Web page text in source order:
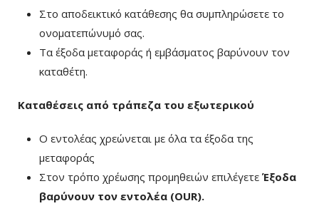
Στο αποδεικτικό κατάθεσης θα συμπληρώσετε το
ονοματεπώνυμό σας.
Τα έξοδα μεταφοράς ή εμβάσματος βαρύνουν τον
καταθέτη.
Καταθέσεις από τράπεζα του εξωτερικού
Ο εντολέας χρεώνεται με όλα τα έξοδα της
μεταφοράς
Στον τρόπο χρέωσης προμηθειών επιλέγετε Έξοδα
βαρύνουν τον εντολέα (ΟUR).